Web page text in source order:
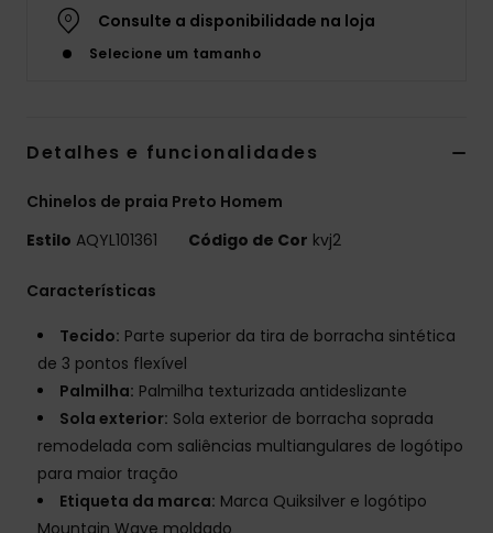
Consulte a disponibilidade na loja
Selecione um tamanho
Detalhes e funcionalidades
Chinelos de praia Preto Homem
Estilo AQYL101361 Código de Cor kvj2
Características
Tecido: Parte superior da tira de borracha sintética
de 3 pontos flexível
Palmilha: Palmilha texturizada antideslizante
Sola exterior: Sola exterior de borracha soprada
remodelada com saliências multiangulares de logótipo
para maior tração
Etiqueta da marca: Marca Quiksilver e logótipo